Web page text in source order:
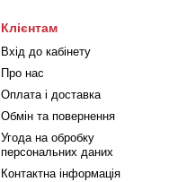
Клієнтам
Вхід до кабінету
Про нас
Оплата і доставка
Обмін та повернення
Угода на обробку
персональних даних
Контактна інформація